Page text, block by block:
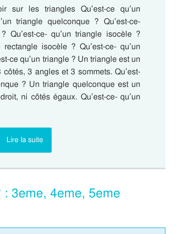
sur les triangles Qu’est-ce qu’un
triangle quelconque ? Qu’est-ce-
Qu’est-ce- qu’un triangle isocèle ?
rectangle isocèle ? Qu’est-ce- qu’un
ce qu’un triangle ? Un triangle est un
3 angles et 3 sommets. Qu’est-
? Un triangle quelconque est un
ni côtés égaux. Qu’est-ce- qu’un
Lire la suite
: 3eme, 4eme, 5eme